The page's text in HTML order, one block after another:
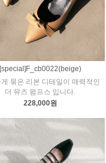
[special]F_cb0022(beige)
묶은 리본 디테일이 매력적인
더 뮤즈 펌프스 입니다.
228,000원